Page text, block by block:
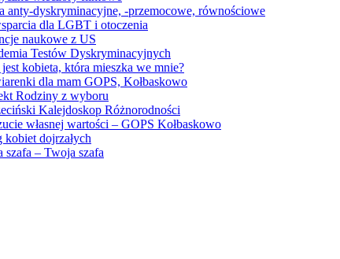
anty-dyskryminacyjne, -przemocowe, równościowe
dla LGBT i otoczenia
naukowe z US
Testów Dyskryminacyjnych
kobieta, która mieszka we mnie?
dla mam GOPS, Kołbaskowo
Rodziny z wyboru
Kalejdoskop Różnorodności
własnej wartości – GOPS Kołbaskowo
dojrzałych
– Twoja szafa